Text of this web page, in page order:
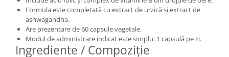
Formula este completată cu extract de urzică și extract de
ashwagandha.
Are prezentare de 60 capsule vegetale.
Modul de administrare indicat este simplu: 1 capsulă pe zi.
Ingrediente / Compoziție